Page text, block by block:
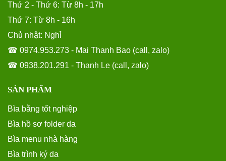
Thứ 2 - Thứ 6: Từ 8h - 17h
Thứ 7: Từ 8h - 16h
Chủ nhật: Nghỉ
☎ 0974.953.273 - Mai Thanh Bao (call, zalo)
☎ 0938.201.291 - Thanh Le (call, zalo)
SẢN PHẨM
Bìa bằng tốt nghiệp
Bìa hồ sơ folder da
Bìa menu nhà hàng
Bìa trình ký da